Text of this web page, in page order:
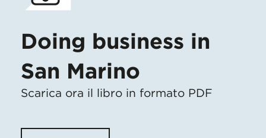
Doing business in
San Marino
Scarica ora il libro in formato PDF